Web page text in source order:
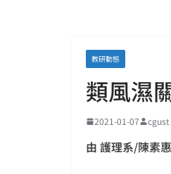
教研動態
類風濕
2021-01-07 cgust
由 護理系/陳素